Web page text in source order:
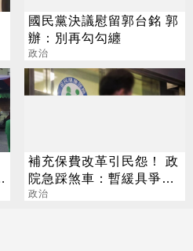
國民黨決議慰留郭台銘 郭
辦：別再勾勾纏
政治
補充保費改革引民怨！ 政
院急踩煞車：暫緩具爭議
方案
政治